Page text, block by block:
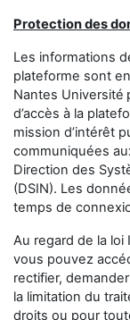
Protection des
Les informations
plateforme sont
Nantes Université
d’accès à la
mission d’intérêt
communiquées
Direction des
(DSIN). Les
temps de
Au regard de la loi
vous pouvez
rectifier,
la limitation du
droits ou pour